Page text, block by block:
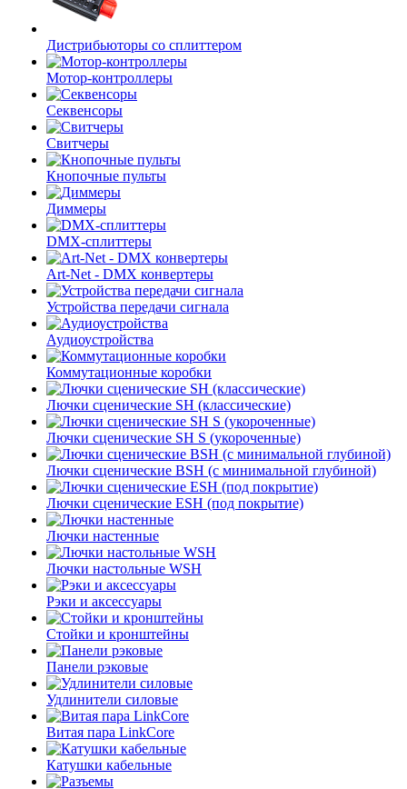
Дистрибьюторы со сплиттером
Мотор-контроллеры
Секвенсоры
Свитчеры
Кнопочные пульты
Диммеры
DMX-сплиттеры
Art-Net - DMX конвертеры
Устройства передачи сигнала
Аудиоустройства
Коммутационные коробки
Лючки сценические SH (классические)
Лючки сценические SH S (укороченные)
Лючки сценические BSH (с минимальной глубиной)
Лючки сценические ESH (под покрытие)
Лючки настенные
Лючки настольные WSH
Рэки и аксессуары
Стойки и кронштейны
Панели рэковые
Удлинители силовые
Витая пара LinkCore
Катушки кабельные